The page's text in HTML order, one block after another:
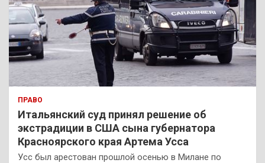
ПРАВО
Итальянский суд принял решение об
экстрадиции в США сына губернатора
Красноярского края Артема Усса
Усс был арестован прошлой осенью в Милане по